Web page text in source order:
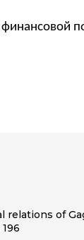
финансовой
of